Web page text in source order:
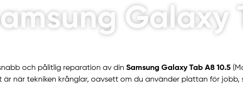
Galaxy
och pålitlig reparation av din Samsung Galaxy Tab A8 10.5
är när tekniken krånglar, oavsett om du använder plattan för